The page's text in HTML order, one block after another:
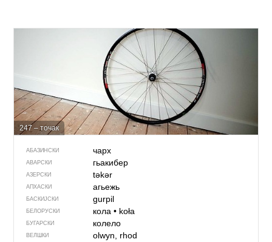
247 – точак
АБАЗИНСКИ чарх
АВАРСКИ гьакибер
АЗЕРСКИ təkər
АПХАСКИ агьежь
БАСКИЈСКИ gurpil
БЕЛОРУСКИ кола• koła
БУГАРСКИ колело
ВЕЛШКИ olwyn, rhod